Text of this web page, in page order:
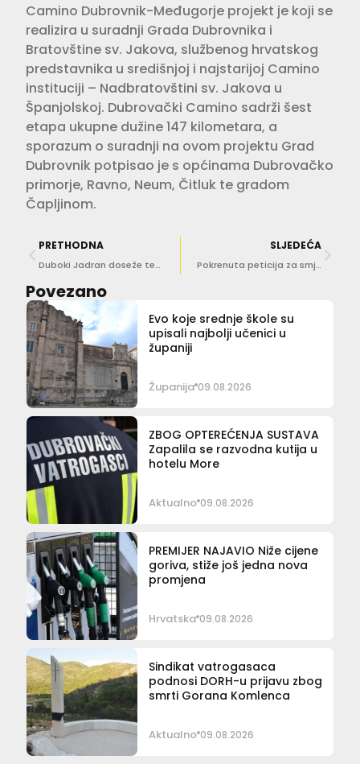
Camino Dubrovnik-Međugorje projekt je koji se
realizira u suradnji Grada Dubrovnika i
Bratovštine sv. Jakova, službenog hrvatskog
predstavnika u središnjoj i najstarijoj Camino
instituciji – Nadbratovštini sv. Jakova u
Španjolskoj. Dubrovački Camino sadrži šest
etapa ukupne dužine 147 kilometara, a
sporazum o suradnji na ovom projektu Grad
Dubrovnik potpisao je s općinama Dubrovačko
primorje, Ravno, Neum, Čitluk te gradom
Čapljinom.
PRETHODNA
Duboki Jadran doseže temperaturne vrijednosti predviđene za kraj stoljeća!
SLJEDEĆA
Pokrenuta peticija za smjenu Obuljen Koržinek
Povezano
Evo koje srednje škole su
upisali najbolji učenici u
županiji
Županija 09.08.2026
ZBOG OPTEREĆENJA SUSTAVA
Zapalila se razvodna kutija u
hotelu More
Aktualno 09.08.2026
PREMIJER NAJAVIO Niže cijene
goriva, stiže još jedna nova
promjena
Hrvatska 09.08.2026
Sindikat vatrogasaca
podnosi DORH-u prijavu zbog
smrti Gorana Komlenca
Aktualno 09.08.2026